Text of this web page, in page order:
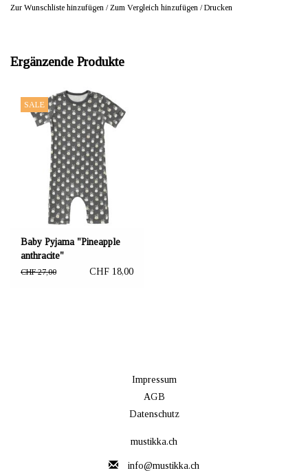
Zur Wunschliste hinzufügen /Zum Vergleich hinzufügen /Drucken
Ergänzende Produkte
SALE
Baby Pyjama "Pineapple
anthracite"
CHF 27,00 CHF 18,00
Impressum
AGB
Datenschutz
mustikka.ch
info@mustikka.ch